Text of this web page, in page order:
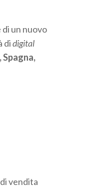
di un nuovo
didigital
Spagna,
vendita